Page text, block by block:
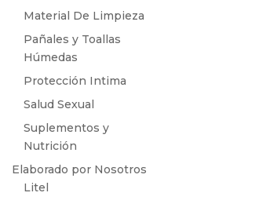
Material De Limpieza
Pañales y Toallas
Húmedas
Protección Intima
Salud Sexual
Suplementos y
Nutrición
Elaborado por Nosotros
Litel